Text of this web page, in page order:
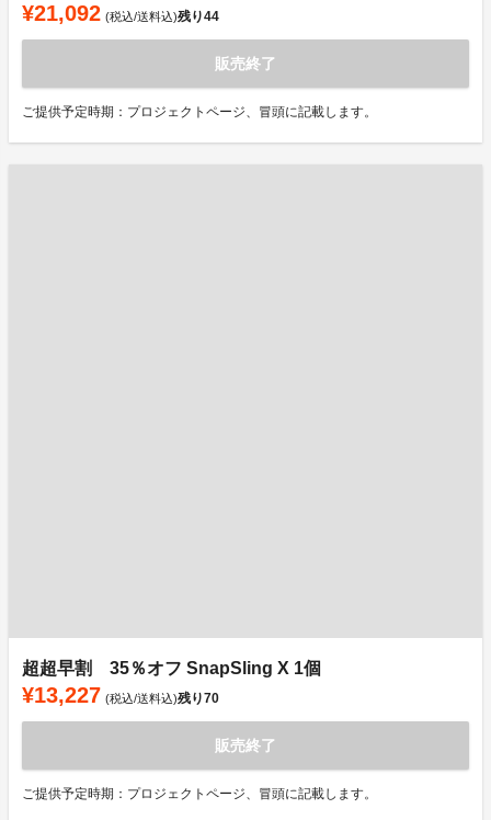
¥21,092 (税込/送料込)残り44
販売終了
ご提供予定時期：プロジェクトページ、冒頭に記載します。
超超早割 35％オフ SnapSling X 1個
¥13,227 (税込/送料込)残り70
販売終了
ご提供予定時期：プロジェクトページ、冒頭に記載します。